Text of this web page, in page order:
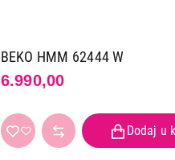
BEKO HMM 62444 W
6.990,00